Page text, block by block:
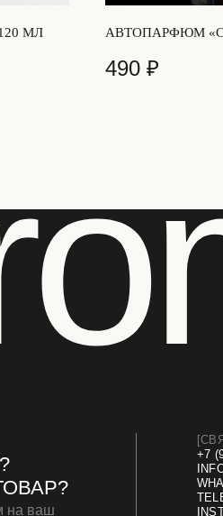
МЛ
АВТОПАРФЮМ
490 ₽
[СВЯЗЬ С
+7 (901) 346-
Договор